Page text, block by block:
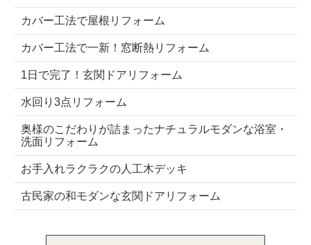
カバー工法で屋根リフォーム
カバー工法で一新！窓断熱リフォーム
1日で完了！玄関ドアリフォーム
水回り3点リフォーム
奥様のこだわりが詰まったナチュラルモダンな浴室・
洗面リフォーム
お手入れラクラクの人工木デッキ
古民家の和モダンな玄関ドアリフォーム